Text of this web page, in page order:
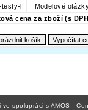
testy-lf
Modelové
cena za zboží (s
ve spolupráci s AMOS -